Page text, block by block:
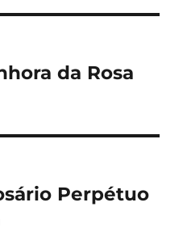
da Rosa
Perpétuo